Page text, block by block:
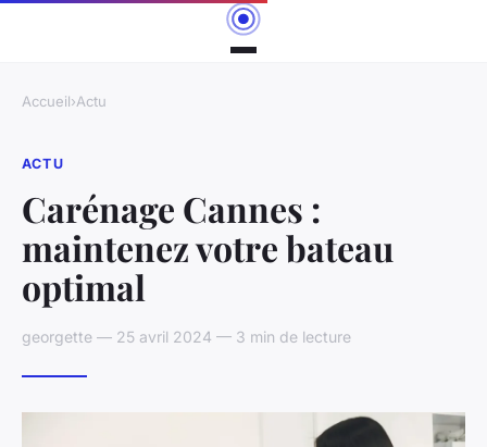
Accueil›Actu
ACTU
Carénage Cannes :
maintenez votre bateau
optimal
georgette — 25 avril 2024 — 3 min de lecture